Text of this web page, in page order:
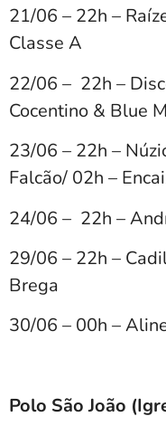
21/06 – 22h –
Classe A
22/06 – 22h –
Cocentino & Blue
23/06 – 22h –
Falcão/ 02h –
24/06 – 22h –
29/06 – 22h –
Brega
30/06 – 00h –
Polo São João